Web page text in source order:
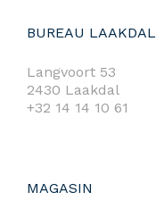
BUREAU LAAKDAL
Langvoort 53
2430 Laakdal
+32 14 14 10 61
MAGASIN